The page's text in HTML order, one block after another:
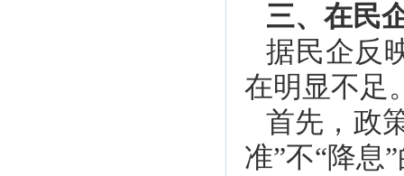
三、在民
据民企反
在明显不足
首先，政
准”不“降息